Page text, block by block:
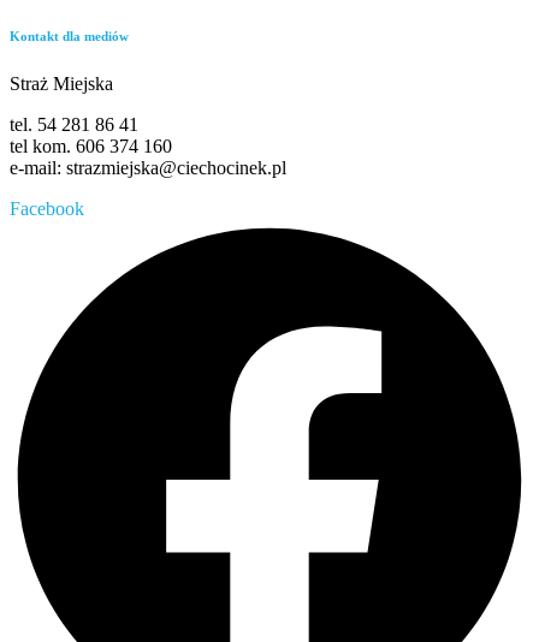
Kontakt dla mediów
Straż Miejska
tel. 54 281 86 41
tel kom. 606 374 160
e-mail: strazmiejska@ciechocinek.pl
Facebook